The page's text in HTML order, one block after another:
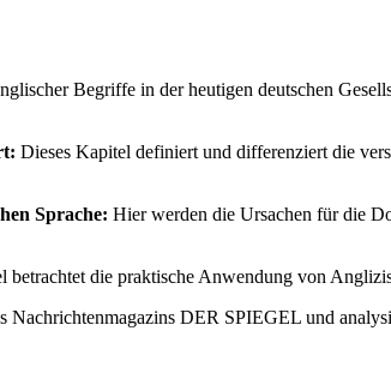
Begriffe in der heutigen deutschen
Dieses Kapitel definiert und differenziert die
Sprache: Hier werden die Ursachen für die
betrachtet die praktische Anwendung von
Nachrichtenmagazins DER SPIEGEL und